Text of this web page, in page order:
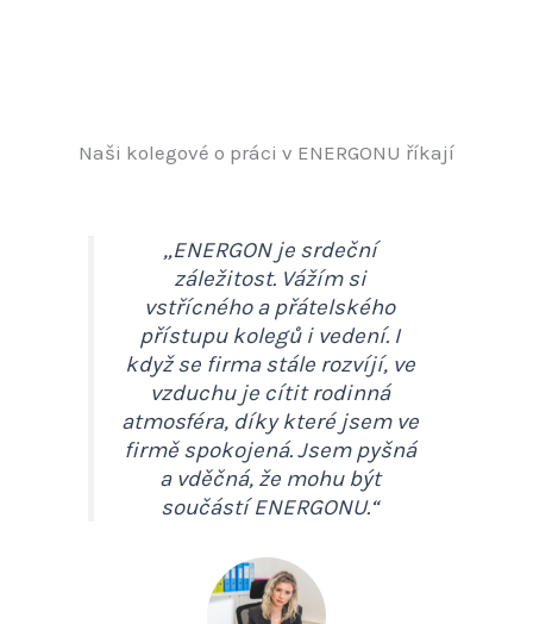
Naši kolegové o práci v ENERGONU říkají
„ENERGON je srdeční
záležitost. Vážím si
vstřícného a přátelského
přístupu kolegů i vedení. I
když se firma stále rozvíjí, ve
vzduchu je cítit rodinná
atmosféra, díky které jsem ve
firmě spokojená. Jsem pyšná
a vděčná, že mohu být
součástí ENERGONU.“